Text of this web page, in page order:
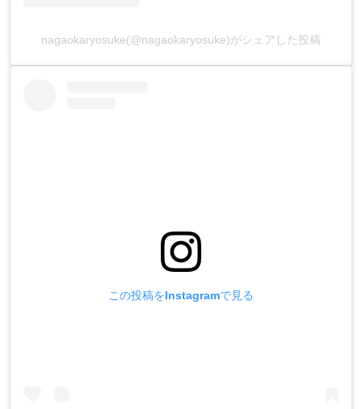
nagaokaryosuke(@nagaokaryosuke)がシェアした投稿
この投稿をInstagramで見る